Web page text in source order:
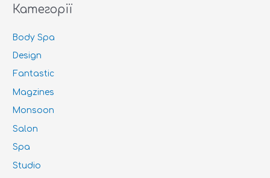
Категорії
Body Spa
Design
Fantastic
Magzines
Monsoon
Salon
Spa
Studio